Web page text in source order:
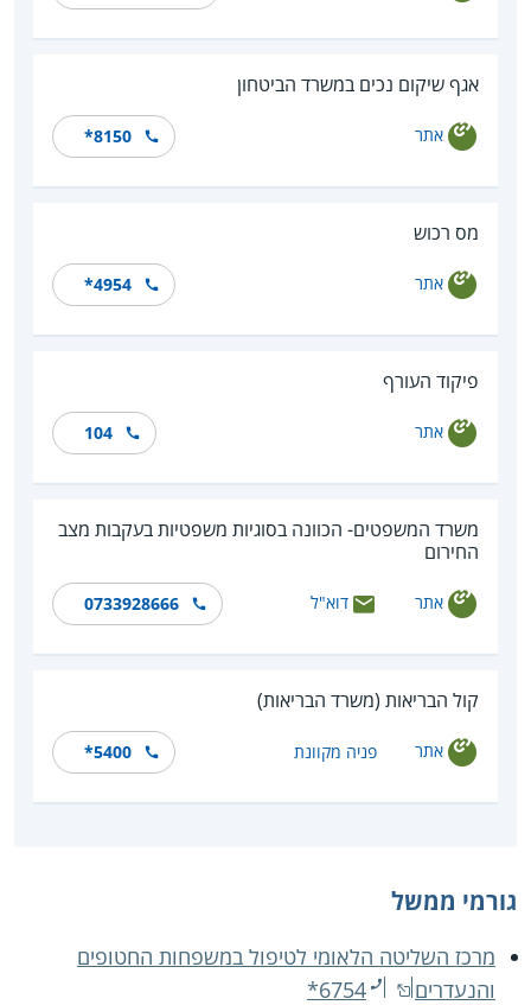
אגף שיקום נכים במשרד הביטחון
אתר *8150
מס רכוש
אתר *4954
פיקוד העורף
אתר 104
משרד המשפטים- הכוונה בסוגיות משפטיות בעקבות מצב
החירום
אתר דוא"ל 0733928666
קול הבריאות (משרד הבריאות)
אתר פניה מקוונת *5400
גורמי ממשל
מרכז השליטה הלאומי לטיפול במשפחות החטופים
והנעדרים
*6754